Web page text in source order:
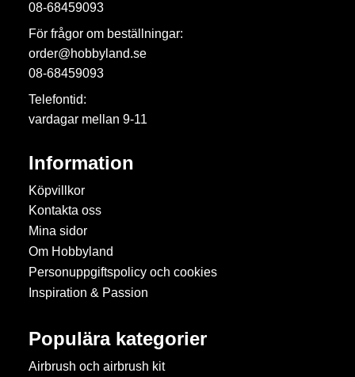
08-68459093
För frågor om beställningar:
order@hobbyland.se
08-68459093
Telefontid:
vardagar mellan 9-11
Information
Köpvillkor
Kontakta oss
Mina sidor
Om Hobbyland
Personuppgiftspolicy och cookies
Inspiration & Passion
Populära kategorier
Airbrush och airbrush kit